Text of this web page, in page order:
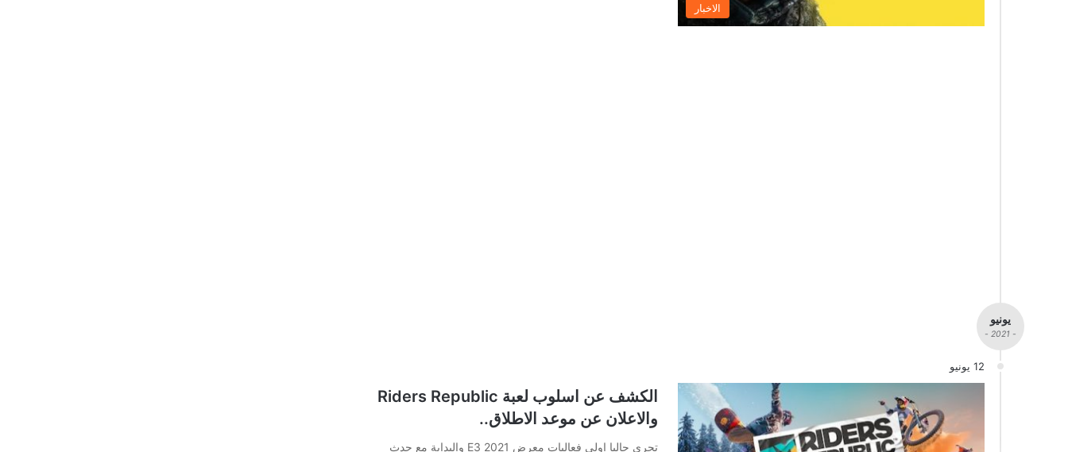
الاخبار
يونيو
- 2021 -
12 يونيو
الكشف عن اسلوب لعبة Riders Republic
والاعلان عن موعد الاطلاق..
تجري حاليا اولى فعاليات معرض E3 2021 والبداية مع حدث